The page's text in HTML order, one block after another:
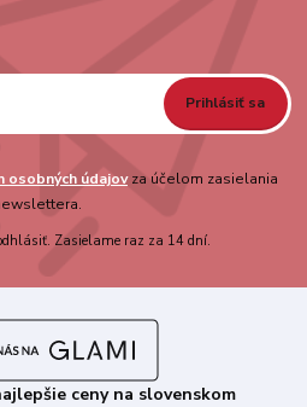
Prihlásiť sa
osobných údajovza účelom zasielania
Zasielame raz za 14 dní.